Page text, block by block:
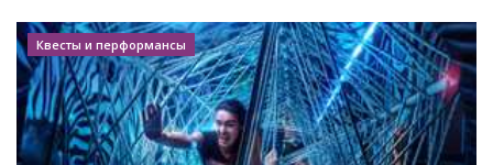
Квесты и перформансы